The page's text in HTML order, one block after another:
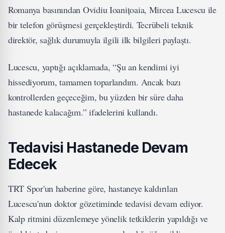
Romanya basınından Ovidiu Ioanițoaia, Mircea Lucescu ile
bir telefon görüşmesi gerçekleştirdi. Tecrübeli teknik
direktör, sağlık durumuyla ilgili ilk bilgileri paylaştı.
Lucescu, yaptığı açıklamada, “Şu an kendimi iyi
hissediyorum, tamamen toparlandım. Ancak bazı
kontrollerden geçeceğim, bu yüzden bir süre daha
hastanede kalacağım.” ifadelerini kullandı.
Tedavisi Hastanede Devam
Edecek
TRT Spor'un haberine göre, hastaneye kaldırılan
Lucescu'nun doktor gözetiminde tedavisi devam ediyor.
Kalp ritmini düzenlemeye yönelik tetkiklerin yapıldığı ve